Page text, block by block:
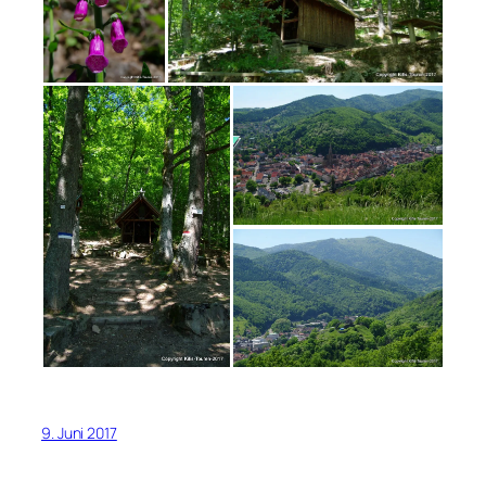
9. Juni 2017